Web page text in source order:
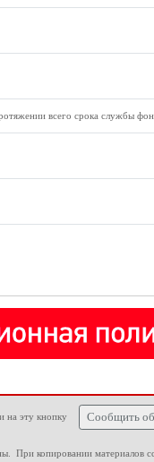
всего срока службы
на эту кнопку Сообщить
При копировании материалов